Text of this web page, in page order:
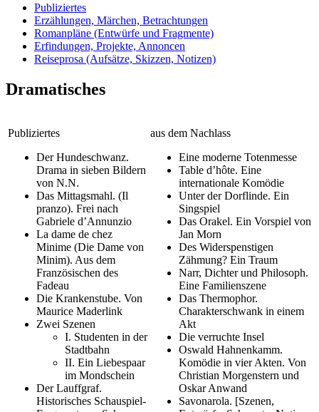
Publiziertes
Erzählungen, Märchen, Betrachtungen
Romanpläne (Entwürfe und Fragmente)
Erfindungen, Projekte, Annoncen
Reiseprosa (Aufsätze, Skizzen, Notizen)
Dramatisches
Publiziertes
Der Hundeschwanz.
Drama in sieben Bildern
von N.N.
Das Mittagsmahl. (Il
pranzo). Frei nach
Gabriele d’Annunzio
La dame de chez
Minime (Die Dame von
Minim). Aus dem
Französischen des
Fadeau
Die Krankenstube. Von
Maurice Maderlink
Zwei Szenen
I. Studenten in der
Stadtbahn
II. Ein Liebespaar
im Mondschein
Der Lauffgraf.
Historisches Schauspiel-
aus dem Nachlass
Eine moderne Totenmesse
Table d’hôte. Eine
internationale Komödie
Unter der Dorflinde. Ein
Singspiel
Das Orakel. Ein Vorspiel von
Jan Morn
Des Widerspenstigen
Zähmung? Ein Traum
Narr, Dichter und Philosoph.
Eine Familienszene
Das Thermophor.
Charakterschwank in einem
Akt
Die verruchte Insel
Oswald Hahnenkamm.
Komödie in vier Akten. Von
Christian Morgenstern und
Oskar Anwand
Savonarola. [Szenen,